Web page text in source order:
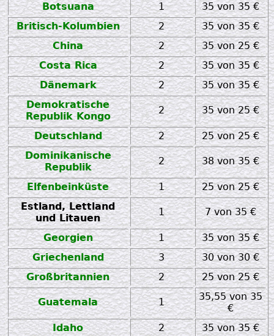
Botsuana
1
35 von 35 €
Britisch-Kolumbien
2
35 von 35 €
China
2
35 von 25 €
Costa Rica
2
35 von 35 €
Dänemark
2
35 von 35 €
Demokratische
Republik Kongo
2 35 von 25 €
Deutschland 2
25 von 25 €
Dominikanische
Republik
2 38 von 35 €
Elfenbeinküste 1
25 von 25 €
Estland, Lettland
und Litauen
1 7 von 35 €
Georgien 1
35 von 35 €
Griechenland
3
30 von 30 €
Großbritannien
2 25 von 25 €
Guatemala 1
35,55 von 35
€
Idaho
2
35 von 35 €